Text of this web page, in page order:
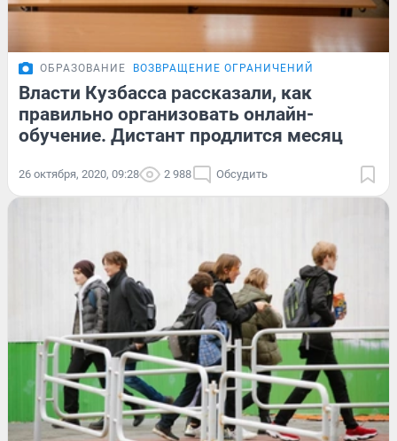
ОБРАЗОВАНИЕ ВОЗВРАЩЕНИЕ ОГРАНИЧЕНИЙ
Власти Кузбасса рассказали, как
правильно организовать онлайн-
обучение. Дистант продлится месяц
26 октября, 2020, 09:28 2 988 Обсудить